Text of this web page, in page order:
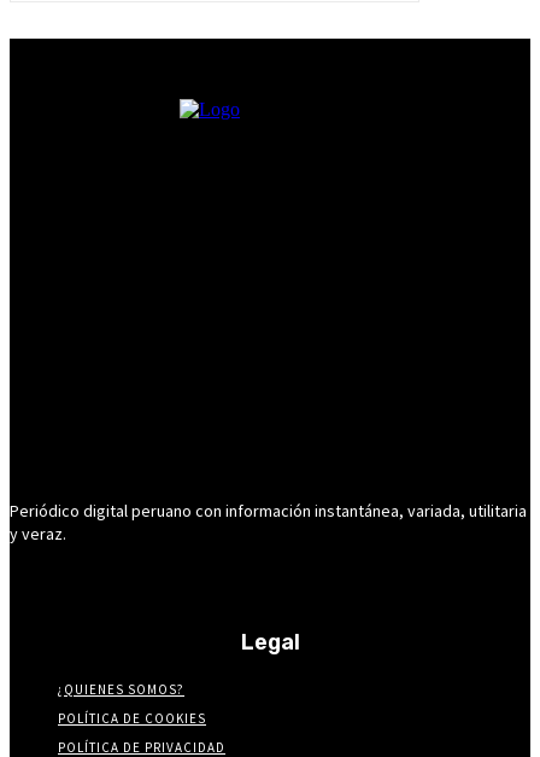
Periódico digital peruano con información instantánea, variada, utilitaria
y veraz.
Legal
¿QUIENES SOMOS?
POLÍTICA DE COOKIES
POLÍTICA DE PRIVACIDAD